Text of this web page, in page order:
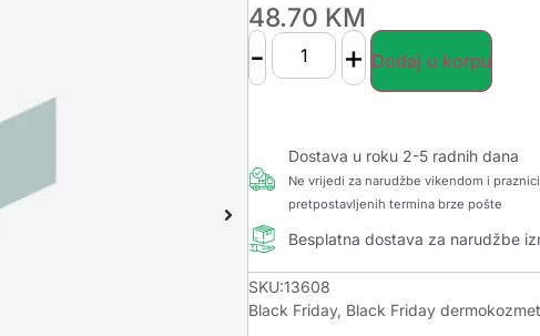
48.70 KM
- + Dodaj u korpu
Dostava u roku 2-5 radnih dana
Ne vrijedi za narudžbe vikendom i
pretpostavljenih termina brze pošte
Besplatna dostava za narudžbe
SKU:13608
Black Friday, Black Friday